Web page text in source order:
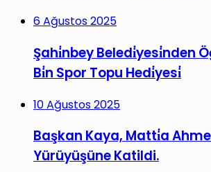
6 Ağustos 2025
Şahi̇nbey Beledi̇yesi̇nden
Bi̇n Spor Topu Hedi̇yesi̇
10 Ağustos 2025
Başkan Kaya, Matti̇a
Yürüyüşüne Katildi.